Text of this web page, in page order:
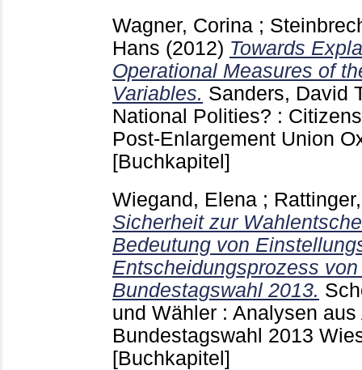
Wagner, Corina ;
Hans (2012) Towards
Operational Measures of
Variables. Sanders, David
National Polities? :
Post-Enlargement Union
[Buchkapitel]
Wiegand, Elena ;
Sicherheit zur
Bedeutung von
Entscheidungsprozess
Bundestagswahl 2013.
und Wähler : Analysen
Bundestagswahl 2013
[Buchkapitel]